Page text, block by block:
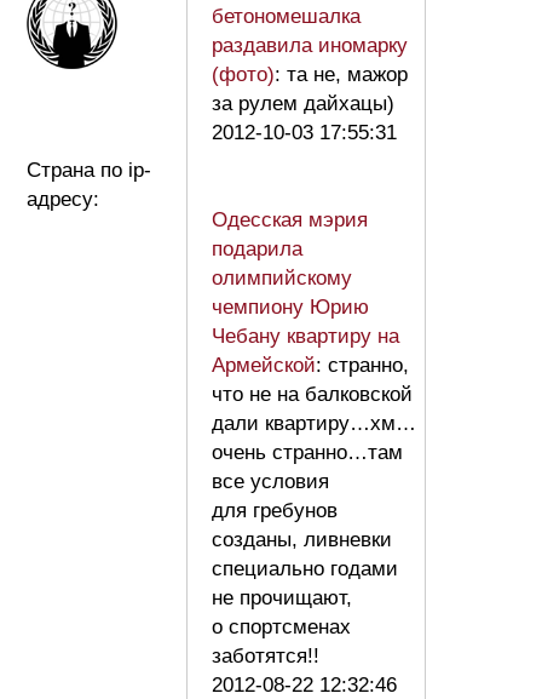
Страна по ip-
адресу:
бетономешалка
раздавила иномарку
(фото): та не, мажор
за рулем дайхацы)
2012-10-03 17:55:31
Одесская мэрия
подарила
олимпийскому
чемпиону Юрию
Чебану квартиру на
Армейской: странно,
что не на балковской
дали квартиру…хм…
очень странно…там
все условия
для гребунов
созданы, ливневки
специально годами
не прочищают,
о спортсменах
заботятся!!
2012-08-22 12:32:46